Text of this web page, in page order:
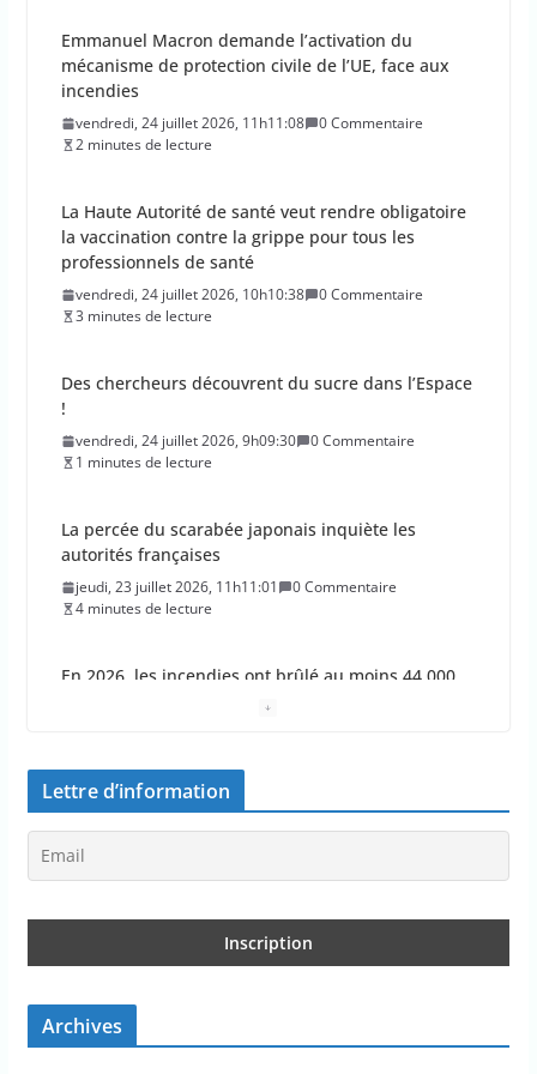
La Haute Autorité de santé veut rendre obligatoire
la vaccination contre la grippe pour tous les
professionnels de santé
vendredi, 24 juillet 2026, 10h10:38
Des chercheurs découvrent du sucre dans l’Espace
!
vendredi, 24 juillet 2026, 9h09:30
0 Commentaire
1 minutes de lecture
La percée du scarabée japonais inquiète les
autorités françaises
jeudi, 23 juillet 2026, 11h11:01
0 Commentaire
4 minutes de lecture
En 2026, les incendies ont brûlé au moins 44 000
hectares en France
jeudi, 23 juillet 2026, 10h10:30
0 Commentaire
1 minutes de lecture
Les députés approuvent les viols en série sur les
sécurité du quotidien
mercredi, 22 juillet 2026, 12h12:27
0 Commentaire
Les aides aux entreprises dans le budget 2027
mercredi, 22 juillet 2026, 11h11:26
2 minutes de lecture
Lettre d’information
Archives